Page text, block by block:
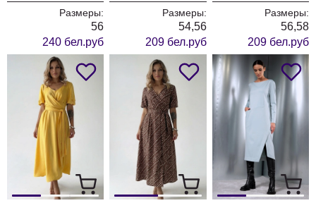
Размеры:
56
240 бел.руб
Размеры:
54,56
209 бел.руб
Размеры:
56,58
209 бел.руб